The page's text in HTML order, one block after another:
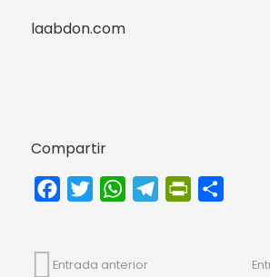
laabdon.com
Compartir
FacebookTwitterWhatsAppTelegramPrintFriendly
Entrada anterior